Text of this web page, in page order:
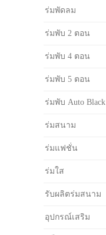
ร่มพัดลม
ร่มพับ 2 ตอน
ร่มพับ 4 ตอน
ร่มพับ 5 ตอน
ร่มพับ Auto
ร่มสนาม
ร่มแฟชั่น
ร่มใส
รับผลิตร่มสนาม
อุปกรณ์เสริม